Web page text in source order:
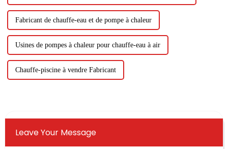
Fabricant de chauffe-eau et de pompe à chaleur
Usines de pompes à chaleur pour chauffe-eau à air
Chauffe-piscine à vendre Fabricant
Leave Your Message